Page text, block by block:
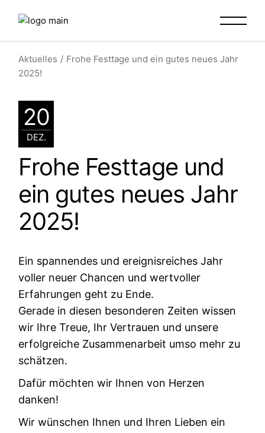
Aktuelles
Frohe Festtage und ein gutes neues Jahr
2025!
20
DEZ.
Frohe Festtage und
ein gutes neues Jahr
2025!
Ein spannendes und ereignisreiches Jahr
voller neuer Chancen und wertvoller
Erfahrungen geht zu Ende.
Gerade in diesen besonderen Zeiten wissen
wir Ihre Treue, Ihr Vertrauen und unsere
erfolgreiche Zusammenarbeit umso mehr zu
schätzen.
Dafür möchten wir Ihnen von Herzen
danken!
Wir wünschen Ihnen und Ihren Lieben ein